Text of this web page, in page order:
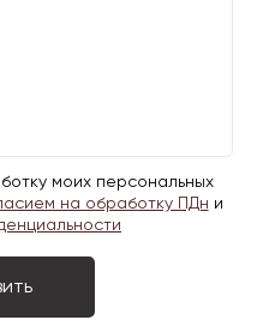
моих персональных
на обработку ПДн и